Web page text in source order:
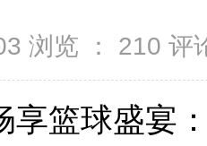
浏览 ： 210 评
享篮球盛宴